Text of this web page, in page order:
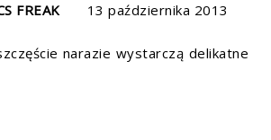
FREAK
13 października 2013
narazie wystarczą delikatne